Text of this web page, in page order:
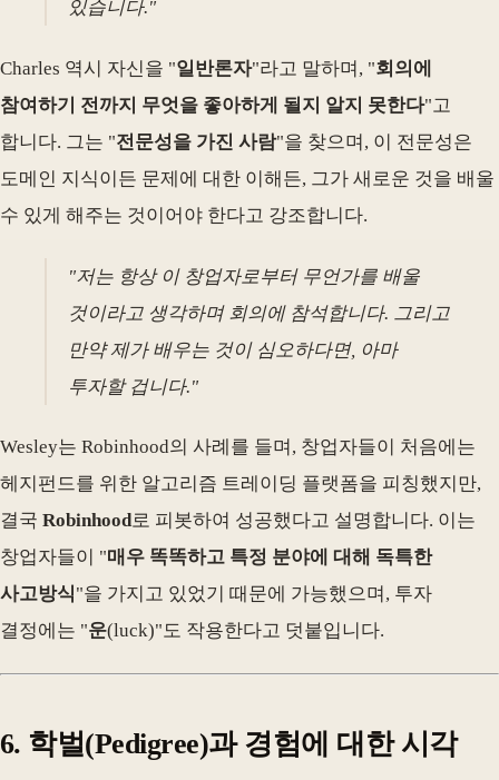
있습니다."
Charles 역시 자신을 "일반론자"라고 말하며, "회의에
참여하기 전까지 무엇을 좋아하게 될지 알지 못한다"고
합니다. 그는 "전문성을 가진 사람"을 찾으며, 이 전문성은
도메인 지식이든 문제에 대한 이해든, 그가 새로운 것을 배울
수 있게 해주는 것이어야 한다고 강조합니다.
"저는 항상 이 창업자로부터 무언가를 배울
것이라고 생각하며 회의에 참석합니다. 그리고
만약 제가 배우는 것이 심오하다면, 아마
투자할 겁니다."
Wesley는 Robinhood의 사례를 들며, 창업자들이 처음에는
헤지펀드를 위한 알고리즘 트레이딩 플랫폼을 피칭했지만,
결국 Robinhood로 피봇하여 성공했다고 설명합니다. 이는
창업자들이 "매우 똑똑하고 특정 분야에 대해 독특한
사고방식"을 가지고 있었기 때문에 가능했으며, 투자
결정에는 "운(luck)"도 작용한다고 덧붙입니다.
6. 학벌(Pedigree)과 경험에 대한 시각